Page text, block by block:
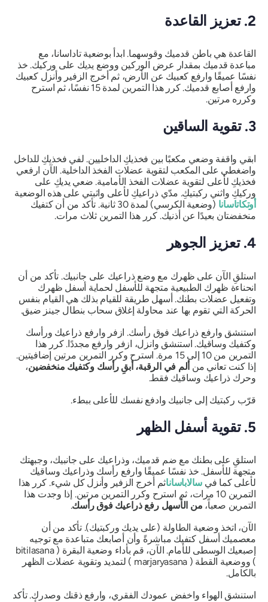
2. تعزيز القاعدة
القاعدة هي باطن قدميك وقوسهما. ابدأ بوضعيةتاداسانا، مع
مباعدة قدميك بمقدار عرض الوركين ووضع يديك على وركيك. خذ
نفسًا عميقًا وارفع كعبيك عن الأرض، ثم أخرج الزفير وأنزل كعبيك
وارفع أصابع قدميك. كرر هذا التمرين لمدة 15 نفسًا، ثم استرح
وكرره مرتين.
3. تقوية الساقين
ابقي واقفة وضعي مكعبًا بين فخذيكِ الداخليين. لفي فخذيكِ للداخل
واضغطي على المكعب لتقوية عضلات الفخذ الداخلية. الآن ارفعي
فخذيكِ لأعلى لتقوية عضلات الفخذ الأمامية. ضعي يديكِ على
وركيكِ واثني ركبتيكِ. مدّي ذراعيكِ لأعلى واثبتي على هذه الوضعية
أوتكاتاسانا
(وضعية الكرسي) لمدة 30 ثانية. تأكد من أن كتفيك
منخفضتان بعيدًا عن أذنيك. كرر هذا التمرين ثلاث مرات.
4. تعزيز الجوهر
استلقِ الآن على ظهرك مع وضع ذراعيك على جانبيك. تأكد من أن
انحناءة ظهرك الطبيعية متجهة للأسفل لحماية أسفل ظهرك
وتفعيل عضلات بطنك. أسهل طريقة للقيام بذلك هي القيام بنفس
الحركة التي تقوم بها عند محاولة إغلاق سحاب بنطال جينز ضيق.
استنشق وارفع ذراعيك فوق رأسك. ازفر وارفع ذراعيك ورأسك
وكتفيك وساقيك. استنشق وانزل، ازفر وارفع مجددًا. كرر هذا
التمرين من 10 إلى 15 مرة. استرح وكرر التمرين مرتين إضافيتين.
إذا كنت تعاني منألم في الرقبة، أبقِ رأسك وكتفيك منخفضين،
وحرك ذراعيك وساقيك فقط.
قرّب ركبتيك إلى جانبيك وادفع نفسك للأعلى ببطء.
5. تقوية أسفل الظهر
استلقِ على بطنك مع ضم قدميك، وذراعيك على جانبيك، وجبهتك
متجهة للأسفل. خذ نفسًا عميقًا وارفع رأسك وذراعيك وساقيك
لأعلى كما في سالاباساناثم أخرج الزفير وأنزل كل شيء. كرر هذا
التمرين 10 مرات، ثم استرح وكرر التمرين مرتين. إذا وجدت هذا
التمرين صعباً،من الأسهل رفع ذراعيك فوق رأسك.
الآن، اتخذ وضعية الطاولة (على يديك وركبتيك). تأكد من أن
معصميك أسفل كتفيك مباشرةً وأن أصابعك متباعدة مع توجيه
إصبعيك الوسطى للأمام. الآن، قم بأداء وضعية البقرة ( bitilasana
) ووضعية القطة ( marjaryasana) لتمديد وتقوية عضلات الظهر
بالكامل.
استنشق الهواء واخفض عمودك الفقري، وارفع ذقنك وصدرك. تأكد